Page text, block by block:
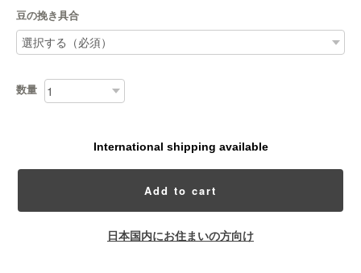
豆の挽き具合
数量
International shipping available
Add to cart
日本国内にお住まいの方向け